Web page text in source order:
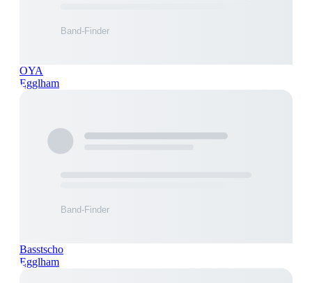
OYA
Egglham
Basstscho
Egglham